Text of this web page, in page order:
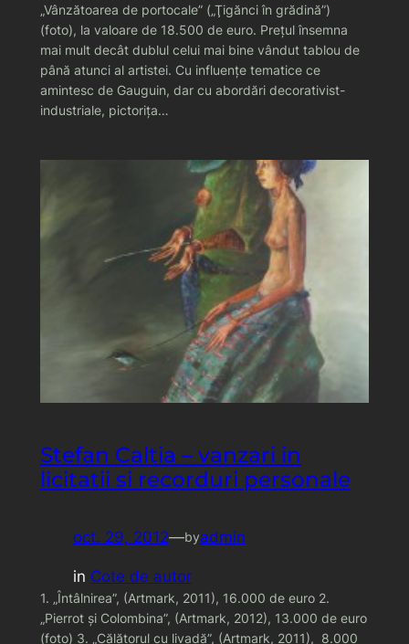
„Vânzătoarea de portocale” („Ţigănci în grădină”)
(foto), la valoare de 18.500 de euro. Preţul însemna
mai mult decât dublul celui mai bine vândut tablou de
până atunci al artistei. Cu influenţe tematice ce
amintesc de Gauguin, dar cu abordări decorativist-
industriale, pictoriţa…
Stefan Caltia – vanzari in
licitatii si recorduri personale
oct. 29, 2012—byadmin
in Cote de autor
1. „Întâlnirea”, (Artmark, 2011), 16.000 de euro 2.
„Pierrot şi Colombina”, (Artmark, 2012), 13.000 de euro
(foto) 3. „Călătorul cu livadă”, (Artmark, 2011), 8.000